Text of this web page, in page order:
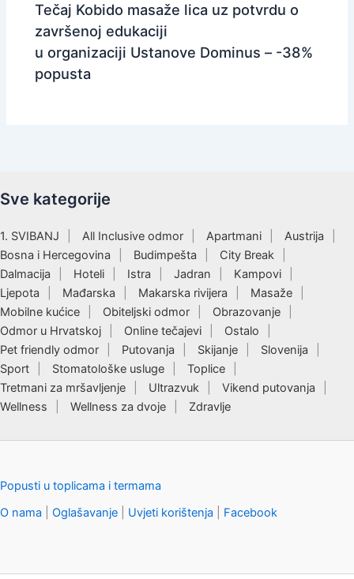
Tečaj Kobido masaže lica uz potvrdu o
završenoj edukaciji
u organizaciji Ustanove Dominus – -38%
popusta
Sve kategorije
1. SVIBANJ All Inclusive odmor Apartmani
Austrija
Bosna i Hercegovina
Budimpešta
City Break
Dalmacija
Hoteli Istra Jadran
Kampovi
Ljepota
Mađarska Makarska rivijera
Masaže
Mobilne kućice
Obiteljski odmor
Obrazovanje
Odmor u Hrvatskoj
Online tečajevi
Ostalo
Pet friendly odmor
Putovanja Skijanje
Slovenija
Sport
Stomatološke usluge
Toplice
Tretmani za mršavljenje
Ultrazvuk
Vikend putovanja
Wellness
Wellness za dvoje Zdravlje
Popusti u toplicama i termama
O nama
Oglašavanje Uvjeti korištenja Facebook